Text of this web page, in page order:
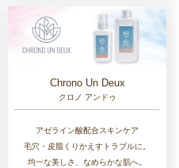
Chrono Un Deux
クロノ アンドゥ
アゼライン酸配合スキンケア
毛穴・皮脂くりかえすトラブルに。
均一な美しさ、なめらかな肌へ。